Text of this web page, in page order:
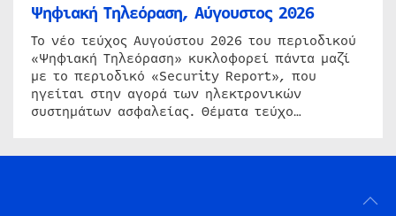
Ψηφιακή Τηλεόραση, Αύγουστος 2026
Το νέο τεύχος Αυγούστου 2026 του περιοδικού
«Ψηφιακή Τηλεόραση» κυκλοφορεί πάντα μαζί
με το περιοδικό «Security Report», που
ηγείται στην αγορά των ηλεκτρονικών
συστημάτων ασφαλείας. Θέματα τεύχο…